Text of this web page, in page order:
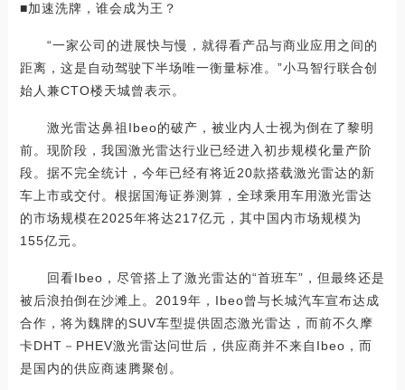
■加速洗牌，谁会成为王？
“一家公司的进展快与慢，就得看产品与商业应用之间的
距离，这是自动驾驶下半场唯一衡量标准。”小马智行联合创
始人兼CTO楼天城曾表示。
激光雷达鼻祖Ibeo的破产，被业内人士视为倒在了黎明
前。现阶段，我国激光雷达行业已经进入初步规模化量产阶
段。据不完全统计，今年已经有将近20款搭载激光雷达的新
车上市或交付。根据国海证券测算，全球乘用车用激光雷达
的市场规模在2025年将达217亿元，其中国内市场规模为
155亿元。
回看Ibeo，尽管搭上了激光雷达的“首班车”，但最终还是
被后浪拍倒在沙滩上。2019年，Ibeo曾与长城汽车宣布达成
合作，将为魏牌的SUV车型提供固态激光雷达，而前不久摩
卡DHT－PHEV激光雷达问世后，供应商并不来自Ibeo，而
是国内的供应商速腾聚创。